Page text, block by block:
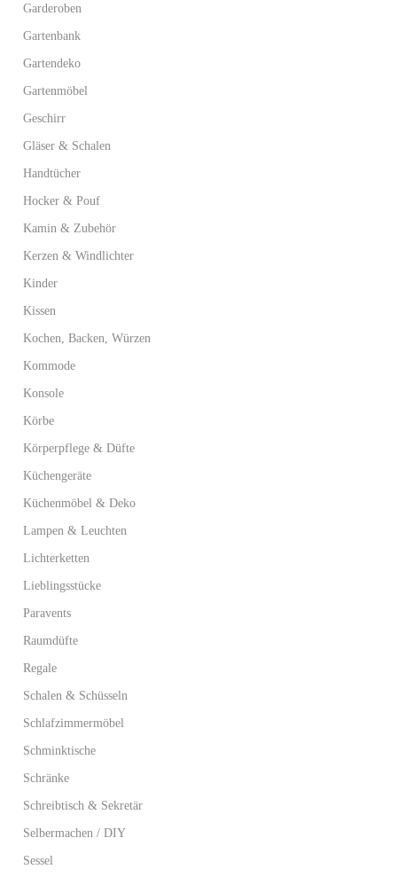
Garderoben
Gartenbank
Gartendeko
Gartenmöbel
Geschirr
Gläser & Schalen
Handtücher
Hocker & Pouf
Kamin & Zubehör
Kerzen & Windlichter
Kinder
Kissen
Kochen, Backen, Würzen
Kommode
Konsole
Körbe
Körperpflege & Düfte
Küchengeräte
Küchenmöbel & Deko
Lampen & Leuchten
Lichterketten
Lieblingsstücke
Paravents
Raumdüfte
Regale
Schalen & Schüsseln
Schlafzimmermöbel
Schminktische
Schränke
Schreibtisch & Sekretär
Selbermachen / DIY
Sessel